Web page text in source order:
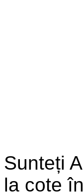
Sunteți
la cote